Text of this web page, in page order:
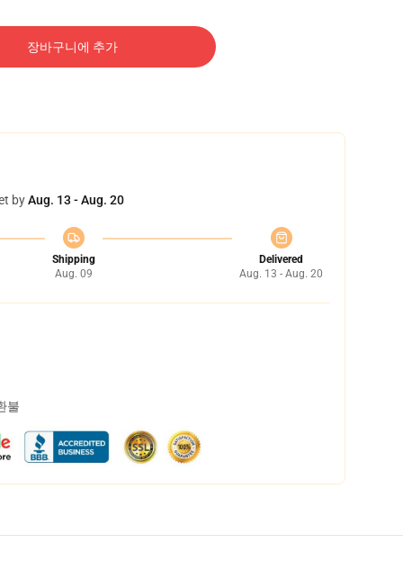
장바구니에 추가
byAug. 13 - Aug. 20
Shipping
Aug. 09
Delivered
Aug. 13 - Aug. 20
불